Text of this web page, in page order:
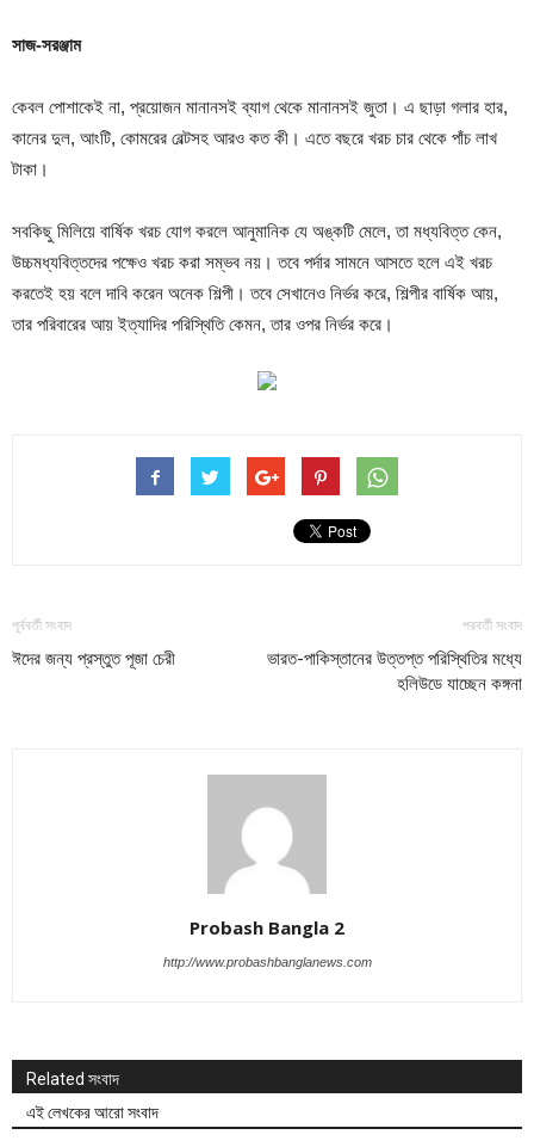
সাজ-সরঞ্জাম
কেবল পোশাকেই না, প্রয়োজন মানানসই ব্যাগ থেকে মানানসই জুতা। এ ছাড়া গলার হার,
কানের দুল, আংটি, কোমরের বেল্টসহ আরও কত কী। এতে বছরে খরচ চার থেকে পাঁচ লাখ
টাকা।
সবকিছু মিলিয়ে বার্ষিক খরচ যোগ করলে আনুমানিক যে অঙ্কটি মেলে, তা মধ্যবিত্ত কেন,
উচ্চমধ্যবিত্তদের পক্ষেও খরচ করা সম্ভব নয়। তবে পর্দার সামনে আসতে হলে এই খরচ
করতেই হয় বলে দাবি করেন অনেক শিল্পী। তবে সেখানেও নির্ভর করে, শিল্পীর বার্ষিক আয়,
তার পরিবারের আয় ইত্যাদির পরিস্থিতি কেমন, তার ওপর নির্ভর করে।
পূর্ববর্তী সংবাদ
ঈদের জন্য প্রস্তুত পূজা চেরী
পরবর্তী সংবাদ
ভারত-পাকিস্তানের উত্তপ্ত পরিস্থিতির মধ্যে
হলিউডে যাচ্ছেন কঙ্গনা
Probash Bangla 2
http://www.probashbanglanews.com
Related সংবাদ
এই লেখকের আরো সংবাদ